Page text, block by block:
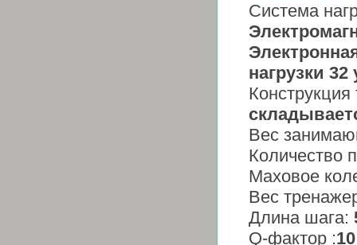
Система
нагрузки 32
Вес
Количество
Маховое
Вес
Длина шага:
Q-фактор :10